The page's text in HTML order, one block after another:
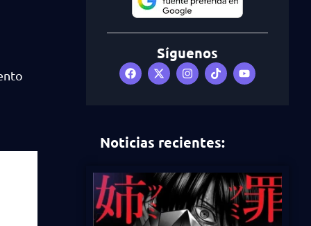
Síguenos
Noticias recientes: